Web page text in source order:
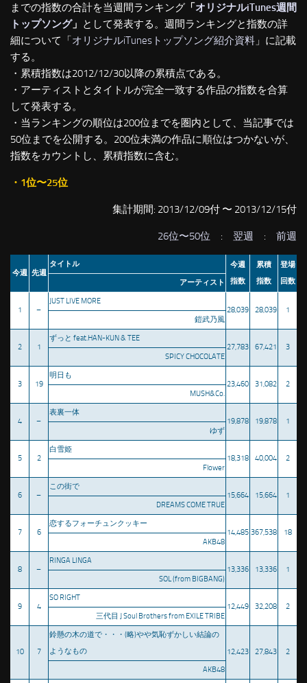
までの指数の合計を当週間ランキング 「オリジナルiTunes週間
トップソング」 として発表する。週間ランキングと指数の詳
細について「オリジナルiTunesトップソング紹介資料 」に記載
する。
・累積指数は2012/12/30以降の累積点である。
・アーティストとタイトルが完全一致する作品の指数を合算
して発表する。
・当ランキングの順位は200位までを圏内として、当記事では
50位までを公開する。200位未満の作品に順位はつかないが、
指数をカウントし、累積指数に含む。
・1位〜25位
集計期間: 2013/12/09付 〜 2013/12/15付
26位〜50位 : 翌週 : 前週
今週 先週
タイトル
今週
指数
累積
指数
登場
回数
アーティスト
1 –
JUST LIVE MORE
28,039
28,039
1
鎧武乃風
2 1
ずっと feat.HAN-KUN & TEE
27,783
67,421
3
SPICY CHOCOLATE
3 19
明日も
23,460
31,082
2
MUSH&Co.
4 –
表裏一体
19,878
19,878
1
ゆず
5 2
白雪姫
18,318
40,004
2
Flower
6 –
この街で
15,664
15,664
1
DREAMS COME TRUE
7 6
恋するフォーチュンクッキー
14,485 367,538
18
AKB48
8 –
RINGA LINGA
13,336
13,336
1
SOL (from BIGBANG)
9 4
SO RIGHT
12,449
32,208
2
三代目 J Soul Brothers from EXILE TRIBE
10 7
鈴懸の木の道で・・・(略)やや気恥ずかしい結論の
ようなもの
12,423 27,843
2
AKB48